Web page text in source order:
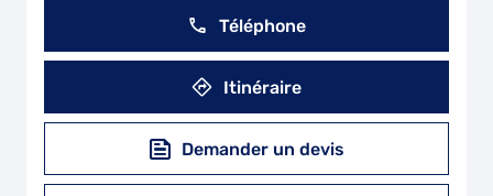
Téléphone
Itinéraire
Demander un devis